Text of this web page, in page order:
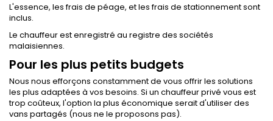
L'essence, les frais de péage, et les frais de stationnement sont
inclus.
Le chauffeur est enregistré au registre des sociétés
malaisiennes.
Pour les plus petits budgets
Nous nous efforçons constamment de vous offrir les solutions
les plus adaptées à vos besoins. Si un chauffeur privé vous est
trop coûteux, l'option la plus économique serait d'utiliser des
vans partagés (nous ne le proposons pas).